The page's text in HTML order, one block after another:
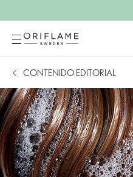
CONTENIDO EDITORIAL